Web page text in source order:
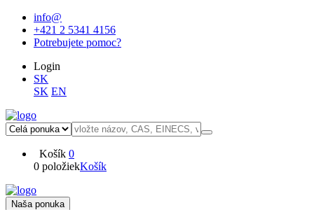
info@
+421 2 5341 4156
Potrebujete pomoc?
Login
SK
SK EN
Košík 0
0 položiekKošík
Naša ponuka